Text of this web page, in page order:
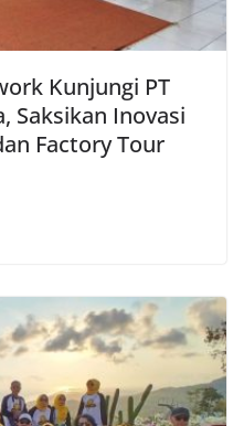
Kunjungi PT
Saksikan Inovasi
Factory Tour